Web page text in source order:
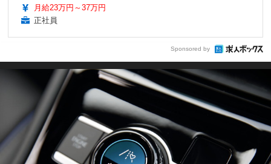
月給23万円～37万円
正社員
Sponsored by